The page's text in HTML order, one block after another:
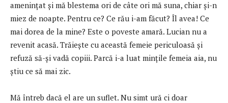
ameninţat şi mă blestema ori de câte ori mă suna, chiar şi-n
miez de noapte. Pentru ce? Ce rău i-am făcut? Îl avea! Ce
mai dorea de la mine? Este o poveste amară. Lucian nu a
revenit acasă. Trăieşte cu această femeie periculoasă şi
refuză să-şi vadă copiii. Parcă i-a luat minţile femeia aia, nu
ştiu ce să mai zic.
Mă întreb dacă el are un suflet. Nu simt ură ci doar